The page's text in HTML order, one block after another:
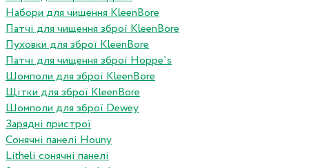
Набори для чищення KleenBore
Патчі для чищення зброї KleenBore
Пуховки для зброї KleenBore
Патчі для чищення зброї Hoppe`s
Шомполи для зброї KleenBore
Щітки для зброї KleenBore
Шомполи для зброї Dewey
Зарядні пристрої
Сонячні панелі Houny
Litheli сонячні панелі